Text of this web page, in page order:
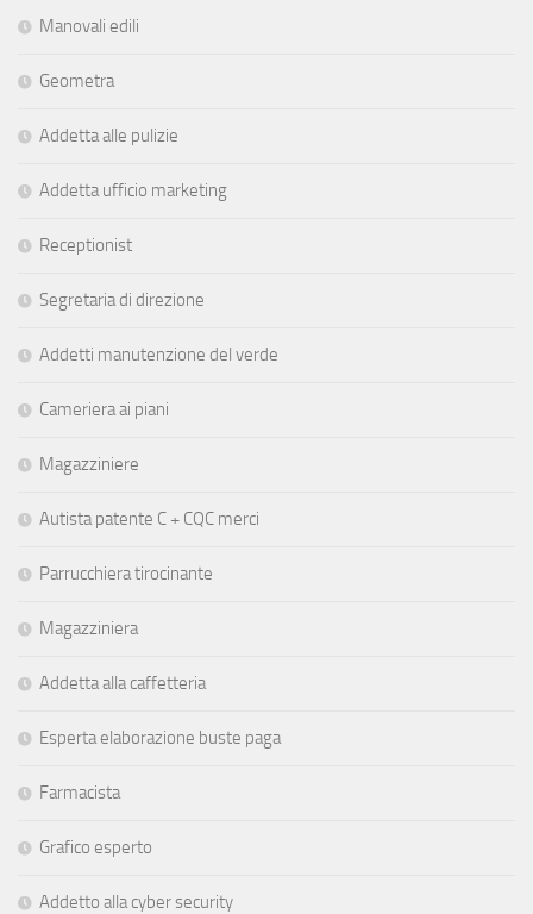
Manovali edili
Geometra
Addetta alle pulizie
Addetta ufficio marketing
Receptionist
Segretaria di direzione
Addetti manutenzione del verde
Cameriera ai piani
Magazziniere
Autista patente C + CQC merci
Parrucchiera tirocinante
Magazziniera
Addetta alla caffetteria
Esperta elaborazione buste paga
Farmacista
Grafico esperto
Addetto alla cyber security